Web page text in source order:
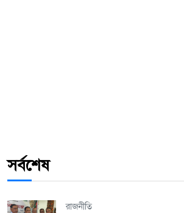
সর্বশেষ
রাজনীতি